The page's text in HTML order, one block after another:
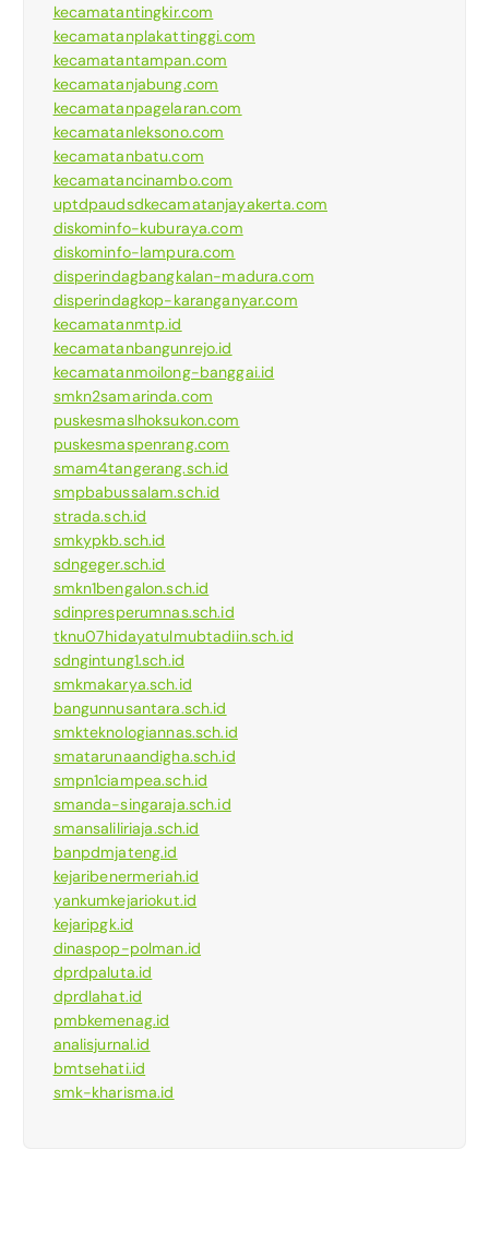
kecamatantingkir.com
kecamatanplakattinggi.com
kecamatantampan.com
kecamatanjabung.com
kecamatanpagelaran.com
kecamatanleksono.com
kecamatanbatu.com
kecamatancinambo.com
uptdpaudsdkecamatanjayakerta.com
diskominfo-kuburaya.com
diskominfo-lampura.com
disperindagbangkalan-madura.com
disperindagkop-karanganyar.com
kecamatanmtp.id
kecamatanbangunrejo.id
kecamatanmoilong-banggai.id
smkn2samarinda.com
puskesmaslhoksukon.com
puskesmaspenrang.com
smam4tangerang.sch.id
smpbabussalam.sch.id
strada.sch.id
smkypkb.sch.id
sdngeger.sch.id
smkn1bengalon.sch.id
sdinpresperumnas.sch.id
tknu07hidayatulmubtadiin.sch.id
sdngintung1.sch.id
smkmakarya.sch.id
bangunnusantara.sch.id
smkteknologiannas.sch.id
smatarunaandigha.sch.id
smpn1ciampea.sch.id
smanda-singaraja.sch.id
smansaliliriaja.sch.id
banpdmjateng.id
kejaribenermeriah.id
yankumkejariokut.id
kejaripgk.id
dinaspop-polman.id
dprdpaluta.id
dprdlahat.id
pmbkemenag.id
analisjurnal.id
bmtsehati.id
smk-kharisma.id